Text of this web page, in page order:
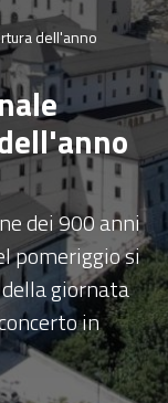
dell'anno
dei 900 anni
pomeriggio si
giornata
in